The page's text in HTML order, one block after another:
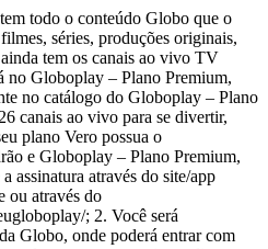
todo o conteúdo Globo que o
séries, produções originais,
tem os canais ao vivo TV
no Globoplay – Plano Premium,
no catálogo do Globoplay – Plano
canais ao vivo para se divertir,
plano Vero possua o
e Globoplay – Plano Premium,
assinatura através do site/app
ou através do
; 2. Você será
Globo, onde poderá entrar com